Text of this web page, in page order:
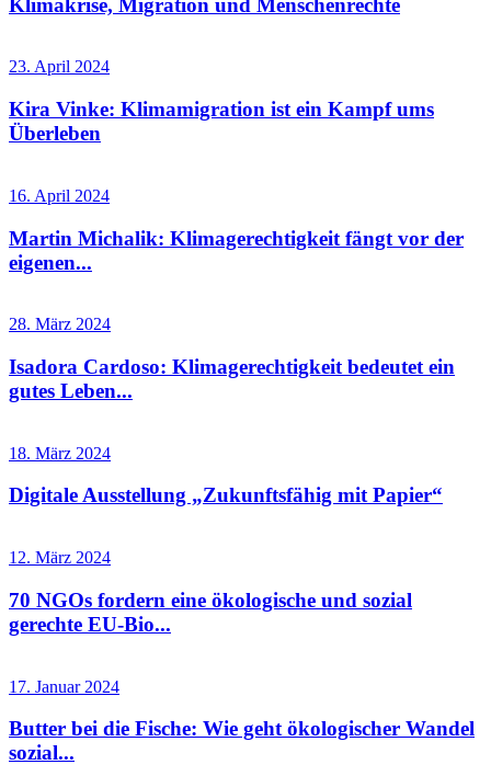
23. April 2024
Kira Vinke: Klimamigration ist ein Kampf ums
Überleben
16. April 2024
Martin Michalik: Klimagerechtigkeit fängt vor der
eigenen...
28. März 2024
Isadora Cardoso: Klimagerechtigkeit bedeutet ein
gutes Leben...
18. März 2024
Digitale Ausstellung „Zukunftsfähig mit Papier“
12. März 2024
70 NGOs fordern eine ökologische und sozial
gerechte EU-Bio...
17. Januar 2024
Butter bei die Fische: Wie geht ökologischer Wandel
sozial...